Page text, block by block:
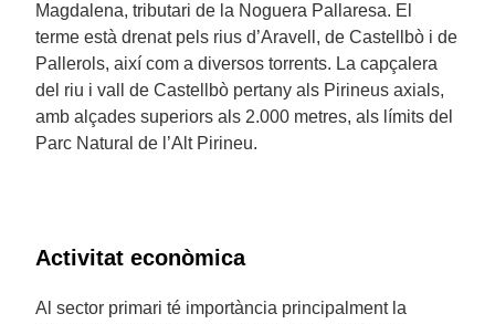
Magdalena, tributari de la Noguera Pallaresa. El
terme està drenat pels rius d’Aravell, de Castellbò i de
Pallerols, així com a diversos torrents. La capçalera
del riu i vall de Castellbò pertany als Pirineus axials,
amb alçades superiors als 2.000 metres, als límits del
Parc Natural de l’Alt Pirineu.
Activitat econòmica
Al sector primari té importància principalment la